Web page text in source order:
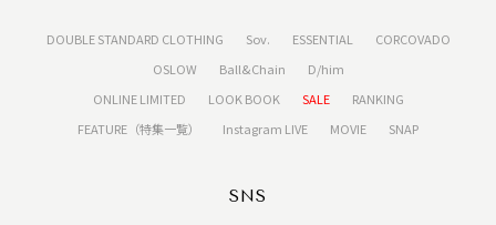
DOUBLE STANDARD CLOTHING Sov. ESSENTIAL
CORCOVADO
OSLOW
Ball&Chain
D/him
ONLINE LIMITED
LOOK BOOK SALE
RANKING
FEATURE（特集一覧）
Instagram LIVE MOVIE SNAP
SNS